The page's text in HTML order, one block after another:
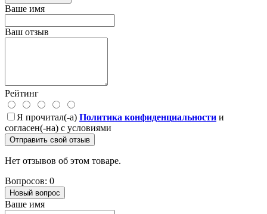
Ваше имя
Ваш отзыв
Рейтинг
Я прочитал(-а) Политика конфиденциальности и
согласен(-на) с условиями
Отправить свой отзыв
Нет отзывов об этом товаре.
Вопросов: 0
Новый вопрос
Ваше имя